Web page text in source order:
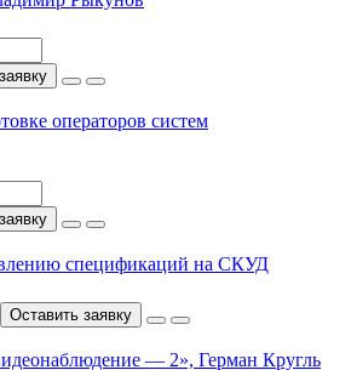
операторов систем
спецификаций на СКУД
Оставить заявку
— 2», Герман Кругль